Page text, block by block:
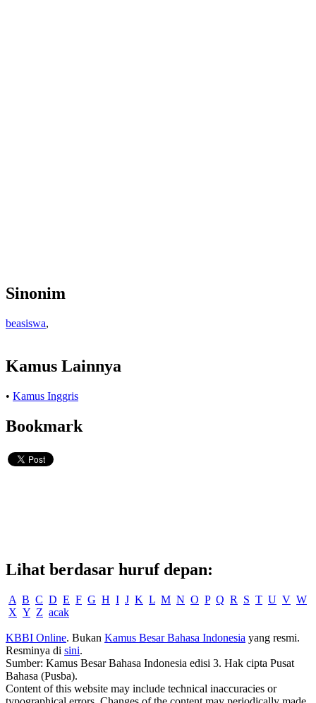
Sinonim
beasiswa,
Kamus Lainnya
• Kamus Inggris
Bookmark
Lihat berdasar huruf depan:
A B C D E F G H I J K L M N O P Q R S T U V W
X Y Z acak
KBBI Online. Bukan Kamus Besar Bahasa Indonesia yang resmi.
Resminya di sini.
Sumber: Kamus Besar Bahasa Indonesia edisi 3. Hak cipta Pusat
Bahasa (Pusba).
Content of this website may include technical inaccuracies or